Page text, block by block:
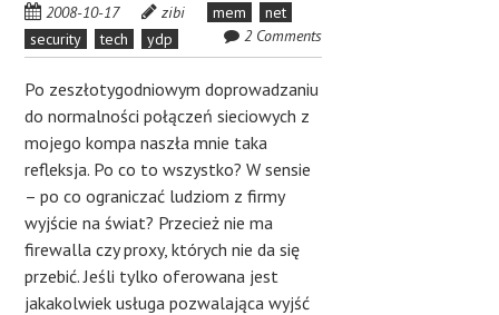
2008-10-17 zibi mem
net
security
tech ydp 2 Comments
Po zeszłotygodniowym doprowadzaniu
do normalności połączeń sieciowych z
mojego kompa naszła mnie taka
refleksja. Po co to wszystko? W sensie
– po co ograniczać ludziom z firmy
wyjście na świat? Przecież nie ma
firewalla czy proxy, których nie da się
przebić. Jeśli tylko oferowana jest
jakakolwiek usługa pozwalająca wyjść